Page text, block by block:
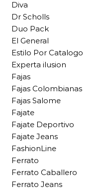
Diva
Dr Scholls
Duo Pack
El General
Estilo Por Catalogo
Experta ilusion
Fajas
Fajas Colombianas
Fajas Salome
Fajate
Fajate Deportivo
Fajate Jeans
FashionLine
Ferrato
Ferrato Caballero
Ferrato Jeans